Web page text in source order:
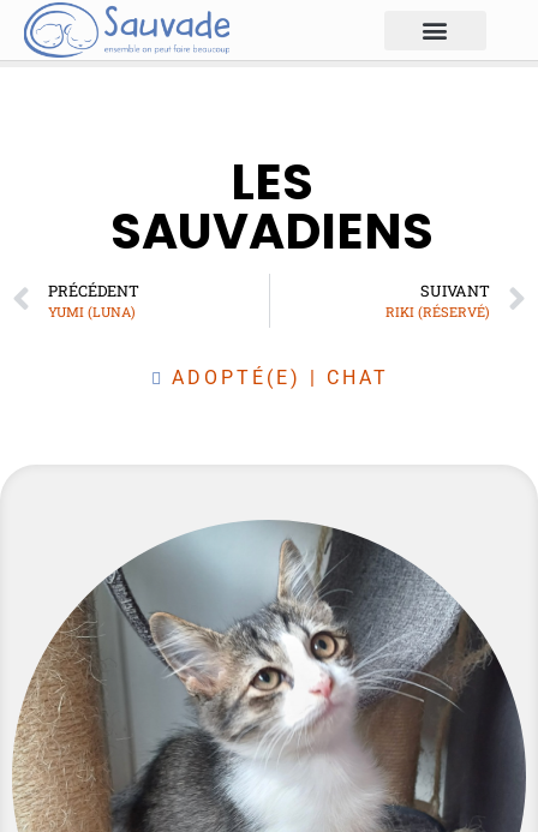
LES
SAUVADIENS
PRÉCÉDENT
YUMI (LUNA)
SUIVANT
RIKI (RÉSERVÉ)
ADOPTÉ(E) | CHAT